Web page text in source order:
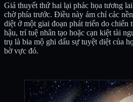
Giả thuyết thứ hai lại phác họa tương
chờ phía trước. Điều này ám chỉ các
diệt ở một giai đoạn phát triển do chiến
hậu, trí tuệ nhân tạo hoặc cạn kiệt tài
trụ là bia mộ ghi dấu sự tuyệt diệt của
bờ vực đó.